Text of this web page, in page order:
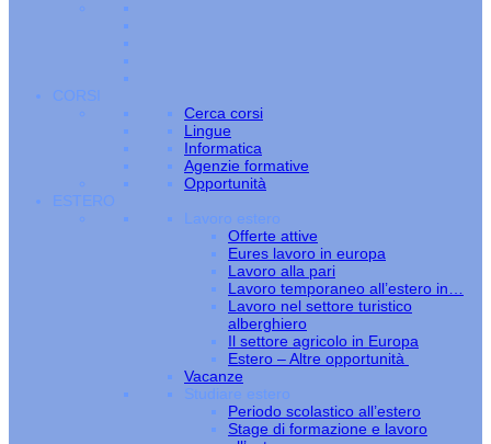
CORSI
Cerca corsi
Lingue
Informatica
Agenzie formative
Opportunità
ESTERO
Lavoro estero
Offerte attive
Eures lavoro in europa
Lavoro alla pari
Lavoro temporaneo all’estero in…
Lavoro nel settore turistico
alberghiero
Il settore agricolo in Europa
Estero – Altre opportunità
Vacanze
Studiare estero
Periodo scolastico all’estero
Stage di formazione e lavoro